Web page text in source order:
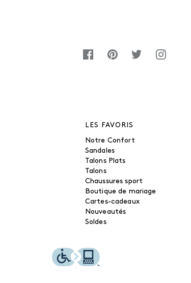
LES FAVORIS
Notre Confort
Sandales
Talons Plats
Talons
Chaussures sport
Boutique de mariage
Cartes-cadeaux
Nouveautés
Soldes